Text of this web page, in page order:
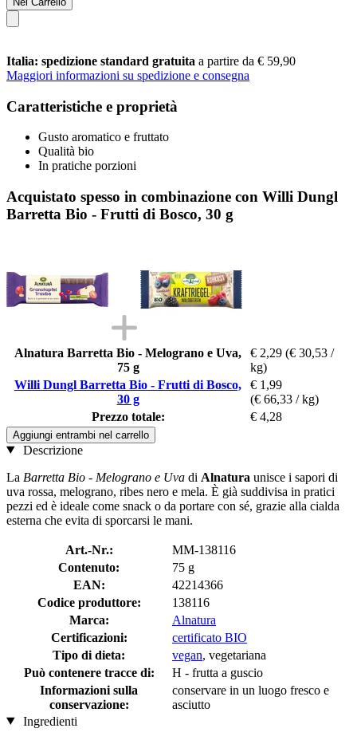
Italia: spedizione standard gratuita a partire da € 59,90
Maggiori informazioni su spedizione e consegna
Caratteristiche e proprietà
Gusto aromatico e fruttato
Qualità bio
In pratiche porzioni
Acquistato spesso in combinazione con Willi Dungl
Barretta Bio - Frutti di Bosco, 30 g
Alnatura Barretta Bio - Melograno e Uva,
75 g
€ 2,29 (€ 30,53 /
kg)
Willi Dungl Barretta Bio - Frutti di Bosco,
30 g
€ 1,99
(€ 66,33 / kg)
Prezzo totale:
€ 4,28
Aggiungi entrambi nel carrello
Descrizione
La Barretta Bio - Melograno e Uva di Alnatura unisce i sapori di
uva rossa, melograno, ribes nero e mela. È già suddivisa in pratici
pezzi ed è ideale come snack o da portare con sé, grazie alla cialda
esterna che evita di sporcarsi le mani.
Art.-Nr.:
MM-138116
Contenuto:
75 g
EAN:
42214366
Codice produttore:
138116
Marca:
Alnatura
Certificazioni:
certificato BIO
Tipo di dieta:
vegan, vegetariana
Può contenere tracce di:
H - frutta a guscio
Informazioni sulla
conservazione:
conservare in un luogo fresco e
asciutto
Ingredienti